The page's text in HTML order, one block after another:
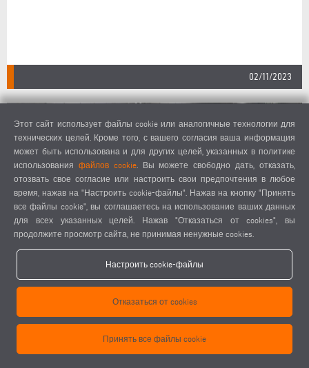
02/11/2023
ELUMATEC INSIGHT 2023: РЕШЕНИЕ ДЛЯ
БЕСШОВНОЙ СВАРКИ СТАЛО СЕНСАЦИЕЙ НА
ТЕРРИТОРИИ ИНФОЦЕНТРА В МЮЛАКЕРЕ
Этот сайт использует файлы cookie или аналогичные технологии для
технических целей. Кроме того, с вашего согласия ваша информация
может быть использована и для других целей, указанных в политике
использования файлов cookie. Вы можете свободно дать, отказать,
отозвать свое согласие или настроить свои предпочтения в любое
время, нажав на "Настроить cookie-файлы". Нажав на кнопку "Принять
все файлы cookie", вы соглашаетесь на использование ваших данных
для всех указанных целей. Нажав "Отказаться от cookies", вы
продолжите просмотр сайта, не принимая ненужные cookies.
Настроить cookie-файлы
Отказаться от cookies
Принять все файлы cookie